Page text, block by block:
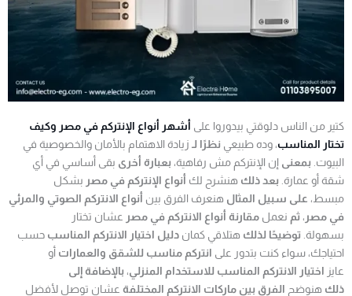
كتير من الناس دلوقتي بيدوروا على أشهر أنواع الإنتركم في مصر وكيف
تختار المناسب، وده طبيعي نظرًا لـ زيادة الاهتمام بالأمان والخصوصية في
البيوت. بمعنى إن الإنتركم مش رفاهية، بعبارة أخرى بقى أساسي في أي
شقة أو عمارة. بعد ذلك هنشرح لك أنواع الإنتركم في مصر بشكل
مبسط، على سبيل المثال هنعرف الفرق بين أنواع الانتركم الصوتي والمرئي
في مصر ، ثم نعمل مقارنة أنواع الانتركم في مصر عشان تختار
بسهولة. توضيحًا لذلك هتلاقي كمان دليل اختيار الانتركم المناسب حسب
احتياجك، سواء كنت بتدور على انتركم مناسب للشقق والعمارات أو
عايز اختيار الانتركم المناسب للاستخدام المنزلي، بالإضافة إلى
ذلك هنوضح الفرق بين ماركات الانتركم المختلفة عشان توصل لأفضل